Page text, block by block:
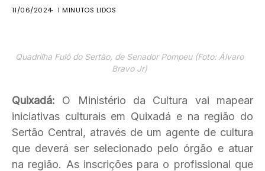
11/06/2024 1 MINUTOS LIDOS
Quadrilha Fulô do Sertão, de Senador Pompeu (Foto: Álvaro
Bravo Jr)
Quixadá: O Ministério da Cultura vai mapear
iniciativas culturais em Quixadá e na região do
Sertão Central, através de um agente de cultura
que deverá ser selecionado pelo órgão e atuar
na região. As inscrições para o profissional que